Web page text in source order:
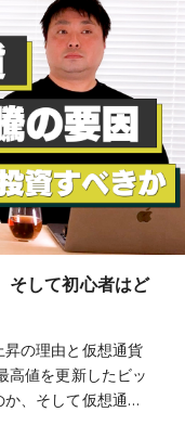
そして初心者はど
の理由と仮想通貨
高値を更新したビッ
か、そして仮想通…